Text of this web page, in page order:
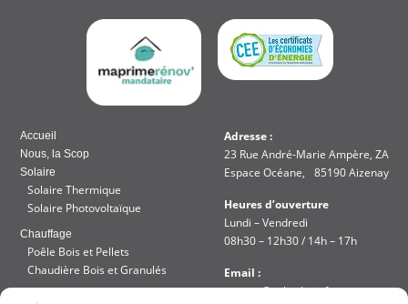
Accueil
Nous, la Scop
Solaire
Solaire Thermique
Solaire Photovoltaïque
Chauffage
Poêle Bois et Pellets
Chaudière Bois et Granulés
Adresse :
23 Rue André-Marie Ampère, ZA
Espace Océane, 85190 Aizenay
Heures d’ouverture
Lundi – Vendredi
08h30 – 12h30 / 14h – 17h
Email :
contact@solar-bois.fr